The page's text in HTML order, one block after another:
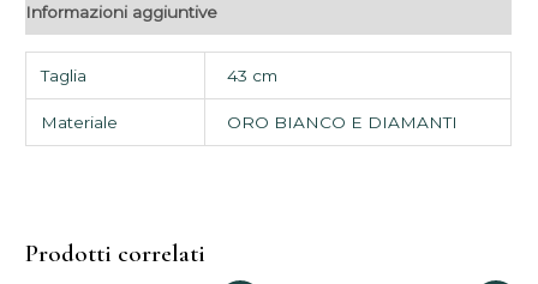
Informazioni aggiuntive
Taglia 43 cm
Materiale ORO BIANCO E DIAMANTI
Prodotti correlati